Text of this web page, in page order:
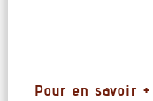
Pour en savoir